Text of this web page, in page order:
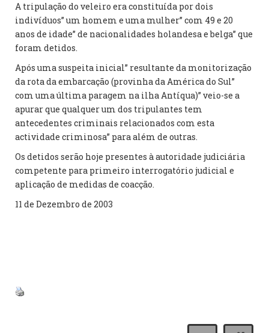
A tripulação do veleiro era constituída por dois
indivíduos” um homem e uma mulher” com 49 e 20
anos de idade” de nacionalidades holandesa e belga” que
foram detidos.
Após uma suspeita inicial” resultante da monitorização
da rota da embarcação (provinha da América do Sul”
com uma última paragem na ilha Antíqua)” veio-se a
apurar que qualquer um dos tripulantes tem
antecedentes criminais relacionados com esta
actividade criminosa” para além de outras.
Os detidos serão hoje presentes à autoridade judiciária
competente para primeiro interrogatório judicial e
aplicação de medidas de coacção.
11 de Dezembro de 2003